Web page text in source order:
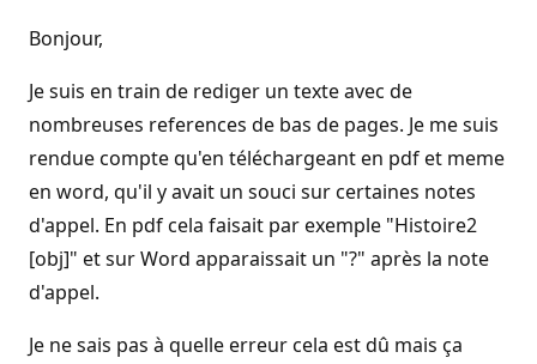
Bonjour,
Je suis en train de rediger un texte avec de
nombreuses references de bas de pages. Je me suis
rendue compte qu'en téléchargeant en pdf et meme
en word, qu'il y avait un souci sur certaines notes
d'appel. En pdf cela faisait par exemple "Histoire2
[obj]" et sur Word apparaissait un "?" après la note
d'appel.
Je ne sais pas à quelle erreur cela est dû mais ça